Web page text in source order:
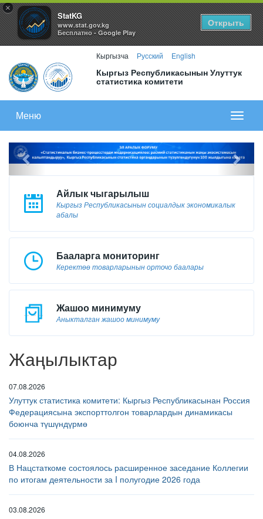
×
StatKG
www.stat.gov.kg
Бесплатно - Google Play
Открыть
Кыргызча Русский English
Кыргыз Республикасынын Улуттук
статистика комитети
меню
Меню
Айлык чыгарылыш
Кыргыз Республикасынын социалдык экономикалык
абалы
Бааларга мониторинг
Керектөө товарларынын орточо баалары
Жашоо минимуму
Аныкталган жашоо минимуму
Жаңылыктар
07.08.2026
Улуттук статистика комитети: Кыргыз Республикасынан Россия
Федерациясына экспорттолгон товарлардын динамикасы
боюнча түшүндүрмө
04.08.2026
В Нацстаткоме состоялось расширенное заседание Коллегии
по итогам деятельности за I полугодие 2026 года
03.08.2026